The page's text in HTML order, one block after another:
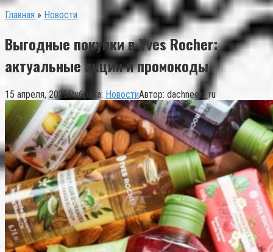
Главная » Новости
Выгодные покупки в Yves Rocher:
актуальные акции и промокоды
15 апреля, 2025Рубрика: НовостиАвтор: dachneek_ru